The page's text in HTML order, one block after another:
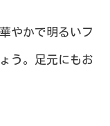
やかで明るいフ
う。足元にもお